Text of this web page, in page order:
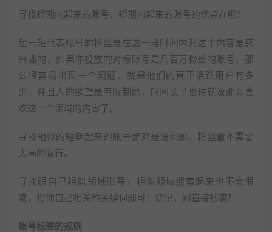
寻找短期内起来的账号，短期内起来的账号的优点在哪?
起号短代表账号的粉丝是在这一段时间内对这个内容是感
兴趣的，如果你投放的对标账号是几百万粉丝的账号，那
么很容易出现一个问题，就是他们的真正活跃用户有多
少，并且人的欲望是有限制的，时间长了也许就没那么喜
欢这一个领域的内容了。
寻找相似的短期起来的账号绝对是没问题，粉丝量不需要
太高的就行。
寻找跟自己相似领域账号，相似领域搜索起来也不会很
难，搜你自己相关的关键词即可！切记，别直接抄袭！
账号标签的规则